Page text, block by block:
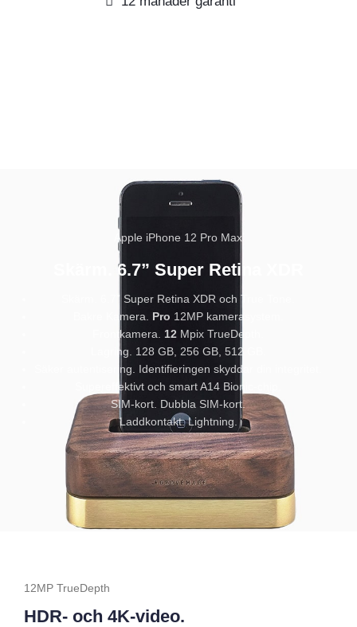
Apple iPhone 12 Pro Max
Skärm. 6.7” Super Retina XDR
Skärm. 6.7” Super Retina XDR och True Tone.
Bakre Kamera. Pro 12MP kamerasystem.
Frontkamera. 12 Mpix TrueDepth.
Lagring. 128 GB, 256 GB, 512 GB.
Säker autentisering. Identifieringen skyddar din integritet.
Supereffektivt och smart A14 Bionic‐chip.
SIM-kort. Dubbla SIM-kort.
Laddkontakt. Lightning.
12MP TrueDepth
HDR- och 4K-video.